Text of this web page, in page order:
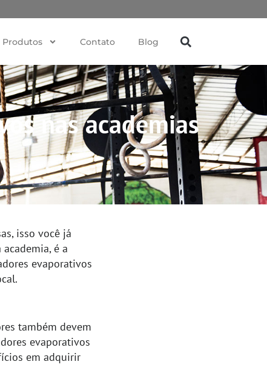
Produtos Contato Blog
nas academias
isso você já
é a
evaporativos
também devem
evaporativos
em adquirir